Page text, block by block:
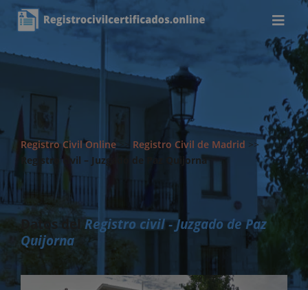
Registro Civil Online >> Registro Civil de Madrid >>
Registro civil – Juzgado de Paz Quijorna
Datos del Registro civil - Juzgado de Paz
Quijorna